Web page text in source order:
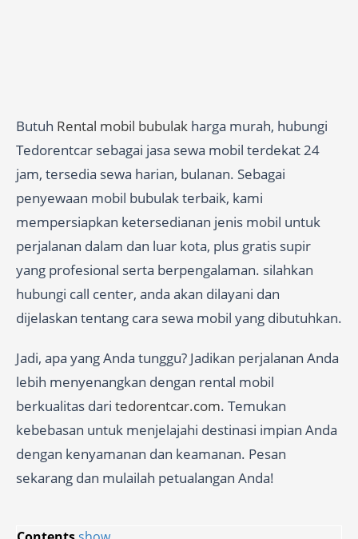
Butuh Rental mobil bubulak harga murah, hubungi
Tedorentcar sebagai jasa sewa mobil terdekat 24
jam, tersedia sewa harian, bulanan. Sebagai
penyewaan mobil bubulak terbaik, kami
mempersiapkan ketersedianan jenis mobil untuk
perjalanan dalam dan luar kota, plus gratis supir
yang profesional serta berpengalaman. silahkan
hubungi call center, anda akan dilayani dan
dijelaskan tentang cara sewa mobil yang dibutuhkan.
Jadi, apa yang Anda tunggu? Jadikan perjalanan Anda
lebih menyenangkan dengan rental mobil
berkualitas dari tedorentcar.com. Temukan
kebebasan untuk menjelajahi destinasi impian Anda
dengan kenyamanan dan keamanan. Pesan
sekarang dan mulailah petualangan Anda!